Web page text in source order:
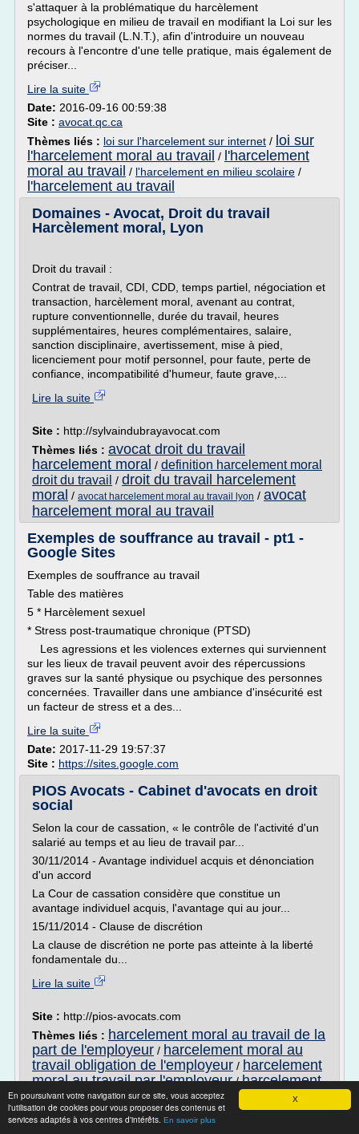
X
En poursuivant votre navigation sur ce site, vous acceptez
l'utilisation de cookies pour vous proposer des contenus et
services adaptés à vos centres d'intérêts. En savoir plus
s'attaquer à la problématique du harcèlement
psychologique en milieu de travail en modifiant la Loi sur les
normes du travail (L.N.T.), afin d'introduire un nouveau
recours à l'encontre d'une telle pratique, mais également de
préciser...
Lire la suite
Date: 2016-09-16 00:59:38
Site : avocat.qc.ca
Thèmes liés : loi sur l'harcelement sur internet / loi sur
l'harcelement moral au travail / l'harcelement
moral au travail / l'harcelement en milieu scolaire /
l'harcelement au travail
Domaines - Avocat, Droit du travail
Harcèlement moral, Lyon
Droit du travail :
Contrat de travail, CDI, CDD, temps partiel, négociation et
transaction, harcèlement moral, avenant au contrat,
rupture conventionnelle, durée du travail, heures
supplémentaires, heures complémentaires, salaire,
sanction disciplinaire, avertissement, mise à pied,
licenciement pour motif personnel, pour faute, perte de
confiance, incompatibilité d'humeur, faute grave,...
Lire la suite
Site : http://sylvaindubrayavocat.com
Thèmes liés : avocat droit du travail
harcelement moral / definition harcelement moral
droit du travail / droit du travail harcelement
moral / avocat harcelement moral au travail lyon / avocat
harcelement moral au travail
Exemples de souffrance au travail - pt1 -
Google Sites
Exemples de souffrance au travail
Table des matières
5 * Harcèlement sexuel
* Stress post-traumatique chronique (PTSD)
Les agressions et les violences externes qui surviennent
sur les lieux de travail peuvent avoir des répercussions
graves sur la santé physique ou psychique des personnes
concernées. Travailler dans une ambiance d'insécurité est
un facteur de stress et a des...
Lire la suite
Date: 2017-11-29 19:57:37
Site : https://sites.google.com
PIOS Avocats - Cabinet d'avocats en droit
social
Selon la cour de cassation, « le contrôle de l'activité d'un
salarié au temps et au lieu de travail par...
30/11/2014 - Avantage individuel acquis et dénonciation
d'un accord
La Cour de cassation considère que constitue un
avantage individuel acquis, l'avantage qui au jour...
15/11/2014 - Clause de discrétion
La clause de discrétion ne porte pas atteinte à la liberté
fondamentale du...
Lire la suite
Site : http://pios-avocats.com
Thèmes liés : harcelement moral au travail de la
part de l'employeur / harcelement moral au
travail obligation de l'employeur / harcelement
moral au travail par l'employeur/harcelement
moral au travail que doit faire l'employeur/
que doit faire l'employeur en cas de
harcelement moral